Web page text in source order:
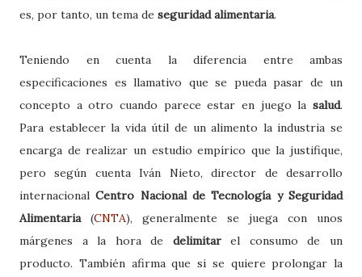
es, por tanto, un tema de seguridad alimentaria.
Teniendo en cuenta la diferencia entre ambas
especificaciones es llamativo que se pueda pasar de un
concepto a otro cuando parece estar en juego la salud.
Para establecer la vida útil de un alimento la industria se
encarga de realizar un estudio empírico que la justifique,
pero según cuenta Iván Nieto, director de desarrollo
internacionalCentro Nacional de Tecnología y Seguridad
Alimentaria (CNTA), generalmente se juega con unos
márgenes a la hora de delimitarel consumo de un
producto. También afirma que si se quiere prolongar la